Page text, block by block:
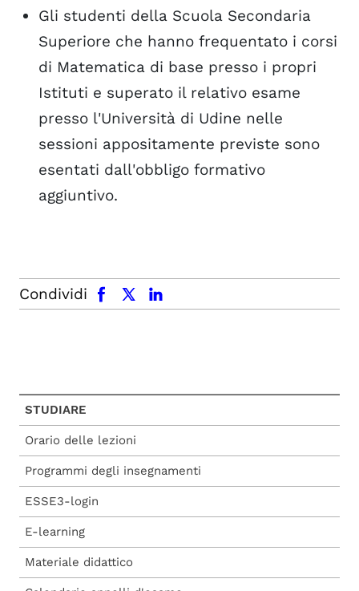
Gli studenti della Scuola Secondaria
Superiore che hanno frequentato i corsi
di Matematica di base presso i propri
Istituti e superato il relativo esame
presso l'Università di Udine nelle
sessioni appositamente previste sono
esentati dall'obbligo formativo
aggiuntivo.
Condividi
facebook x.com linkedin
STUDIARE
Orario delle lezioni
Programmi degli insegnamenti
ESSE3-login
E-learning
Materiale didattico